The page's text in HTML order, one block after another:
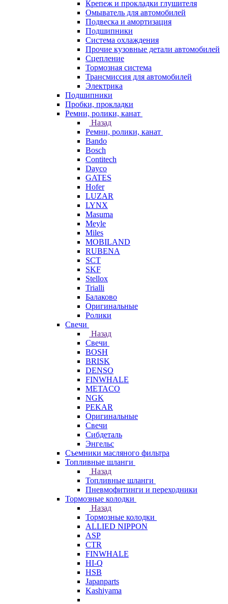
Крепеж и прокладки глушителя
Омыватель для автомобилей
Подвеска и амортизация
Подшипники
Система охлаждения
Прочие кузовные детали автомобилей
Сцепление
Тормозная система
Трансмиссия для автомобилей
Электрика
Подшипники
Пробки, прокладки
Ремни, ролики, канат
Назад
Ремни, ролики, канат
Bando
Bosch
Contitech
Dayco
GATES
Hofer
LUZAR
LYNX
Masuma
Meyle
Miles
MOBILAND
RUBENA
SCT
SKF
Stellox
Trialli
Балаково
Оригинальные
Ролики
Свечи
Назад
Свечи
BOSH
BRISK
DENSO
FINWHALE
METACO
NGK
PEKAR
Оригинальные
Свечи
Сибдеталь
Энгельс
Съемники масляного фильтра
Топливные шланги
Назад
Топливные шланги
Пневмофитинги и переходники
Тормозные колодки
Назад
Тормозные колодки
ALLIED NIPPON
ASP
CTR
FINWHALE
HI-Q
HSB
Japanparts
Kashiyama